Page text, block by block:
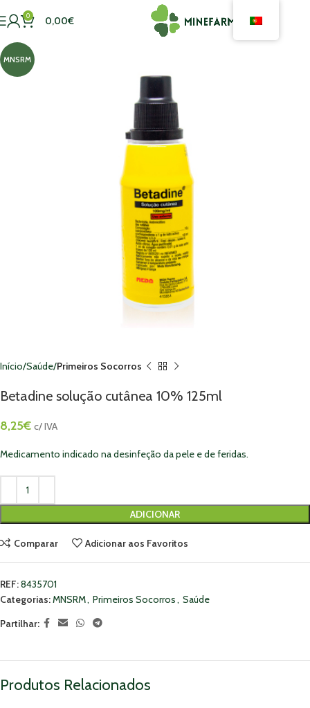
0 0,00€
MNSRM
Início Saúde Primeiros Socorros
Betadine solução cutânea 10% 125ml
8,25€ c/ IVA
Medicamento indicado na desinfeção da pele e de feridas.
ADICIONAR
Comparar Adicionar aos Favoritos
REF:8435701
Categorias:MNSRM, Primeiros Socorros, Saúde
Partilhar:
Produtos Relacionados